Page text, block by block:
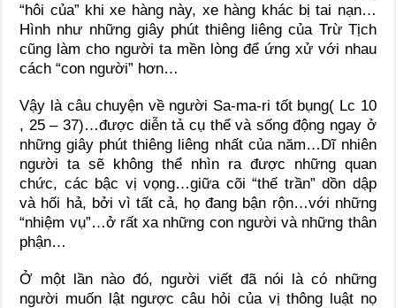
“hôi của” khi xe hàng này, xe hàng khác bị tai nạn…
Hình như những giây phút thiêng liêng của Trừ Tịch
cũng làm cho người ta mền lòng để ứng xử với nhau
cách “con người” hơn…
Vậy là câu chuyện về người Sa-ma-ri tốt bụng( Lc 10
, 25 – 37)…được diễn tả cụ thể và sống động ngay ở
những giây phút thiêng liêng nhất của năm…Dĩ nhiên
người ta sẽ không thể nhìn ra được những quan
chức, các bậc vị vọng…giữa cõi “thế trần” dồn dập
và hối hả, bởi vì tất cả, họ đang bận rộn…với những
“nhiệm vụ”…ở rất xa những con người và những thân
phận…
Ở một lần nào đó, người viết đã nói là có những
người muốn lật ngược câu hỏi của vị thông luật nọ